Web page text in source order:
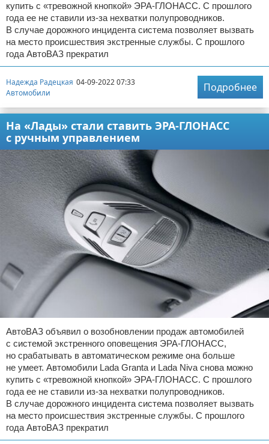
купить с «тревожной кнопкой» ЭРА-ГЛОНАСС. С прошлого
года ее не ставили из-за нехватки полупроводников.
В случае дорожного инцидента система позволяет вызвать
на место происшествия экстренные службы. С прошлого
года АвтоВАЗ прекратил
Надежда Радецкая 04-09-2022 07:33
Автомобили
Подробнее
На «Лады» стали ставить ЭРА-ГЛОНАСС
с ручным управлением
АвтоВАЗ объявил о возобновлении продаж автомобилей
с системой экстренного оповещения ЭРА-ГЛОНАСС,
но срабатывать в автоматическом режиме она больше
не умеет. Автомобили Lada Granta и Lada Niva снова можно
купить с «тревожной кнопкой» ЭРА-ГЛОНАСС. С прошлого
года ее не ставили из-за нехватки полупроводников.
В случае дорожного инцидента система позволяет вызвать
на место происшествия экстренные службы. С прошлого
года АвтоВАЗ прекратил